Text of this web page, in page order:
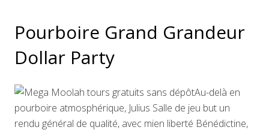
Pourboire Grand Grandeur
Dollar Party
Au-delà en
pourboire atmosphérique, Julius Salle de jeu but un
rendu général de qualité, avec mien liberté Bénédictine,